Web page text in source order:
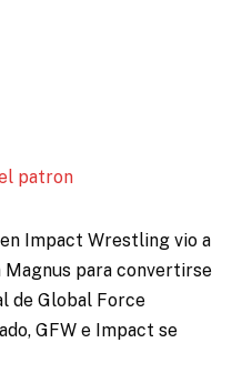
Impact Wrestling vio a
para convertirse
de Global Force
GFW e Impact se